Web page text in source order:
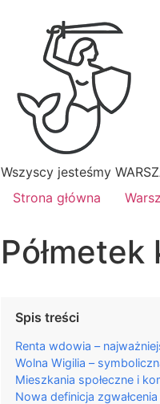
Wszyscy jesteśmy
Strona główna
Spis treści
Renta wdowia –
Wolna Wigilia –
Mieszkania społeczne i
Nowa definicja